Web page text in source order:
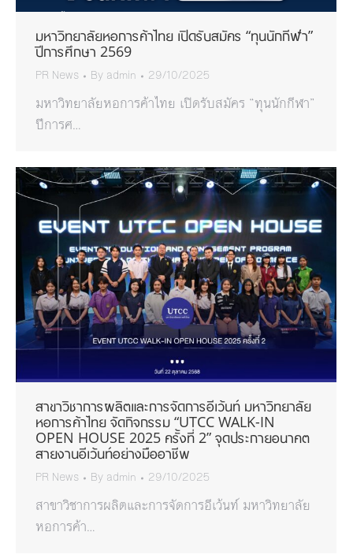
มหาวิทยาลัยหอการค้าไทย เปิดรับสมัคร “ทุนนักกีฬา”
ปีการศึกษา 2569
PR News By admin 29/10/2025
มหาวิทยาลัยหอการค้าไทย เปิดรับสมัคร “ทุนนักกีฬา”
ปีการศ…
สาขาวิชาการผลิตและการจัดการอีเว้นท์ มหาวิทยาลัย
หอการค้าไทย จัดกิจกรรม “UTCC WALK-IN
OPEN HOUSE 2025 ครั้งที่ 2” จุดประกายอนาคต
สายงานอีเว้นท์อย่างมืออาชีพ
PR News By admin 29/10/2025
สาขาวิชาการผลิตและการจัดการอีเว้นท์ มหาวิทยาลัย
หอการค้า…